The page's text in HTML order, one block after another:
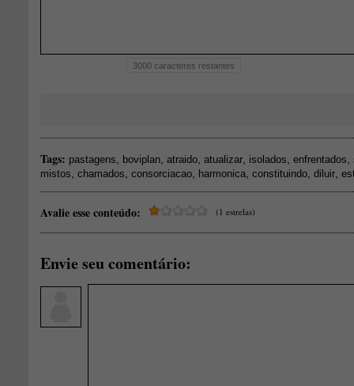
3000 caracteres restantes
Tags: pastagens boviplan atraido atualizar isolados enfrentados
mistos chamados consorciacao harmonica constituindo diluir
Avalie esse conteúdo: (1 estrelas)
Envie seu comentário: